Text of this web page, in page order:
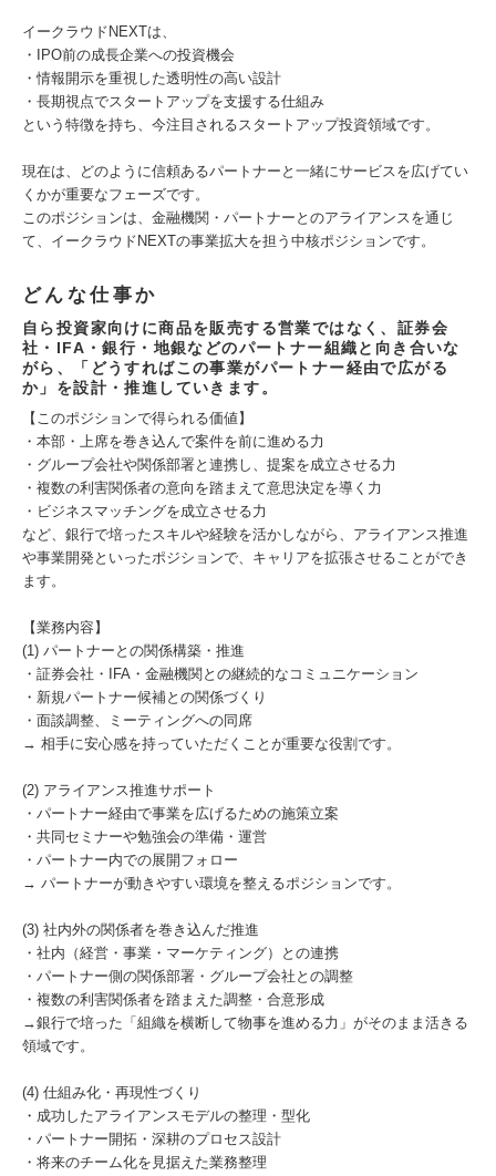
イークラウドNEXTは、
・IPO前の成長企業への投資機会
・情報開示を重視した透明性の高い設計
・長期視点でスタートアップを支援する仕組み
という特徴を持ち、今注目されるスタートアップ投資領域です。
現在は、どのように信頼あるパートナーと一緒にサービスを広げてい
くかが重要なフェーズです。
このポジションは、金融機関・パートナーとのアライアンスを通じ
て、イークラウドNEXTの事業拡大を担う中核ポジションです。
どんな仕事か
自ら投資家向けに商品を販売する営業ではなく、証券会
社・IFA・銀行・地銀などのパートナー組織と向き合いな
がら、「どうすればこの事業がパートナー経由で広がる
か」を設計・推進していきます。
【このポジションで得られる価値】
・本部・上席を巻き込んで案件を前に進める力
・グループ会社や関係部署と連携し、提案を成立させる力
・複数の利害関係者の意向を踏まえて意思決定を導く力
・ビジネスマッチングを成立させる力
など、銀行で培ったスキルや経験を活かしながら、アライアンス推進
や事業開発といったポジションで、キャリアを拡張させることができ
ます。
【業務内容】
(1) パートナーとの関係構築・推進
・証券会社・IFA・金融機関との継続的なコミュニケーション
・新規パートナー候補との関係づくり
・面談調整、ミーティングへの同席
→ 相手に安心感を持っていただくことが重要な役割です。
(2) アライアンス推進サポート
・パートナー経由で事業を広げるための施策立案
・共同セミナーや勉強会の準備・運営
・パートナー内での展開フォロー
→ パートナーが動きやすい環境を整えるポジションです。
(3) 社内外の関係者を巻き込んだ推進
・社内（経営・事業・マーケティング）との連携
・パートナー側の関係部署・グループ会社との調整
・複数の利害関係者を踏まえた調整・合意形成
→銀行で培った「組織を横断して物事を進める力」がそのまま活きる
領域です。
(4) 仕組み化・再現性づくり
・成功したアライアンスモデルの整理・型化
・パートナー開拓・深耕のプロセス設計
・将来のチーム化を見据えた業務整理